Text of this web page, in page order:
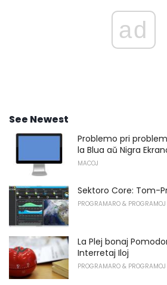
ad
See Newest
Problemo pri
la Blua aŭ Nigra
MACOJ
Sektoro Core: Tom-
PROGRAMARO & PROGRAMOJ
La Plej bonaj
Interretaj Iloj
PROGRAMARO & PROGRAMOJ